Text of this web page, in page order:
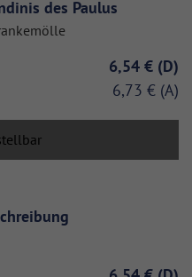
des Paulus
6,54 €
6,73 €